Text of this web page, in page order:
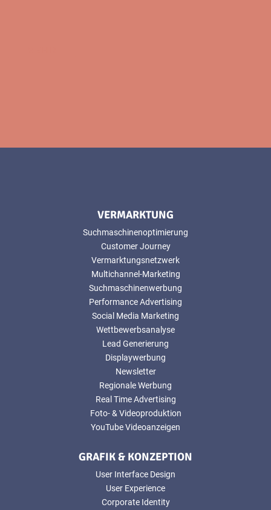
VERMARKTUNG
Suchmaschinenoptimierung
Customer Journey
Vermarktungsnetzwerk
Multichannel-Marketing
Suchmaschinenwerbung
Performance Advertising
Social Media Marketing
Wettbewerbsanalyse
Lead Generierung
Displaywerbung
Newsletter
Regionale Werbung
Real Time Advertising
Foto- & Videoproduktion
YouTube Videoanzeigen
GRAFIK & KONZEPTION
User Interface Design
User Experience
Corporate Identity